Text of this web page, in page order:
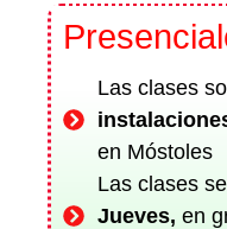
Las clases
en Móstoles
Las clases
Jueves, en